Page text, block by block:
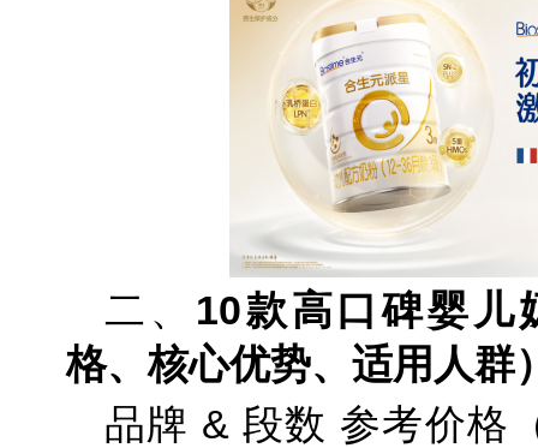
二、 10款高口碑婴儿
格、核心优势、适用人群
品牌 & 段数 参考价格